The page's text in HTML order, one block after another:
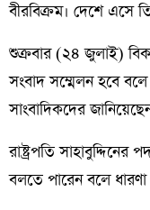
বীরবিক্রম। দেশে এসে
শুক্রবার (২৪ জুলাই)
সংবাদ সম্মেলন হবে
সাংবাদিকদের
রাষ্ট্রপতি
বলতে পারেন বলে ধারণা